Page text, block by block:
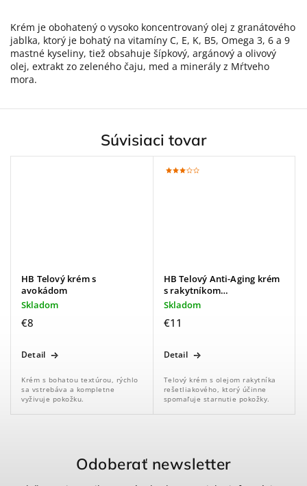
Krém je obohatený o vysoko koncentrovaný olej z granátového
jablka, ktorý je bohatý na vitamíny C, E, K, B5, Omega 3, 6 a 9
mastné kyseliny, tiež obsahuje šípkový, argánový a olivový
olej, extrakt zo zeleného čaju, med a minerály z Mŕtveho
mora.
Súvisiaci tovar
HB Telový krém s
avokádom
Skladom
€8
Detail
Krém s bohatou textúrou, rýchlo
sa vstrebáva a kompletne
vyživuje pokožku.
HB Telový Anti-Aging krém
s rakytníkom
rešetliakovým
Skladom
€11
Detail
Telový krém s olejom rakytníka
rešetliakového, ktorý účinne
spomaľuje starnutie pokožky.
Odoberať newsletter